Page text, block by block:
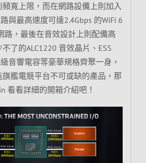
寬上限，而在網路設備上則加入
與最高速度可達2.4Gbps 的WiFi 6
路，最後在音效設計上則配備高
了的ALC1220 音效晶片、ESS
音響電容等豪華規格齊聚一身，
艦電競平台不可或缺的產品，那
看看詳細的開箱介紹吧！